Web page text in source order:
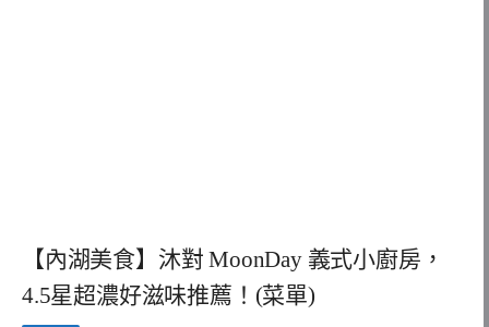
【內湖美食】沐對 MoonDay 義式小廚房，
4.5星超濃好滋味推薦！(菜單)